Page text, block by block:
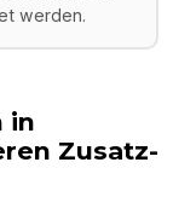
werden.
in
Zusatz-